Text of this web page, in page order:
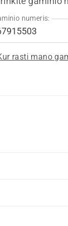
numeris:
rasti mano